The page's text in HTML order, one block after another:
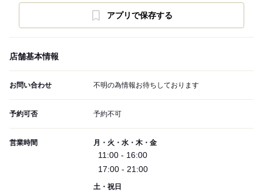
アプリで保存する
店舗基本情報
お問い合わせ 不明の為情報お待ちしております
予約可否 予約不可
営業時間 月・火・水・木・金
11:00 - 16:00
17:00 - 21:00
土・祝日